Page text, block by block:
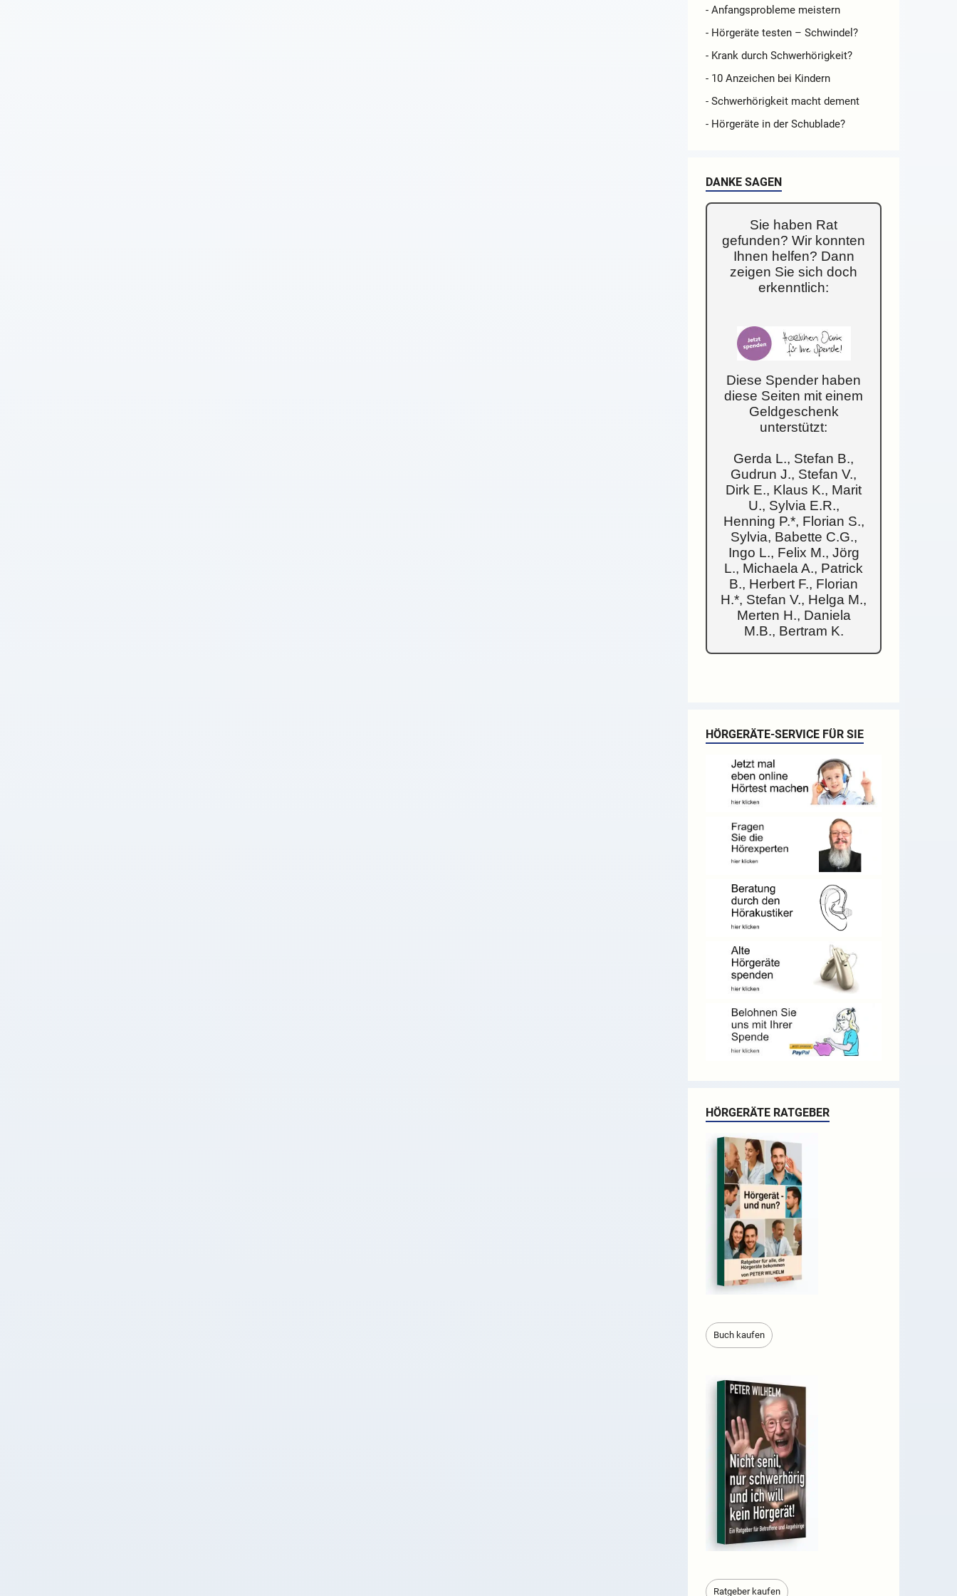
- Anfangsprobleme meistern
- Hörgeräte testen – Schwindel?
- Krank durch Schwerhörigkeit?
- 10 Anzeichen bei Kindern
- Schwerhörigkeit macht dement
- Hörgeräte in der Schublade?
DANKE SAGEN
Sie haben Rat
gefunden? Wir konnten
Ihnen helfen? Dann
zeigen Sie sich doch
erkenntlich:
Diese Spender haben
diese Seiten mit einem
Geldgeschenk
unterstützt:
Gerda L., Stefan B.,
Gudrun J., Stefan V.,
Dirk E., Klaus K., Marit
U., Sylvia E.R.,
Henning P.*, Florian S.,
Sylvia, Babette C.G.,
Ingo L., Felix M., Jörg
L., Michaela A., Patrick
B., Herbert F., Florian
H.*, Stefan V., Helga M.,
Merten H., Daniela
M.B., Bertram K.
HÖRGERÄTE-SERVICE FÜR SIE
HÖRGERÄTE RATGEBER
Buch kaufen
Ratgeber kaufen